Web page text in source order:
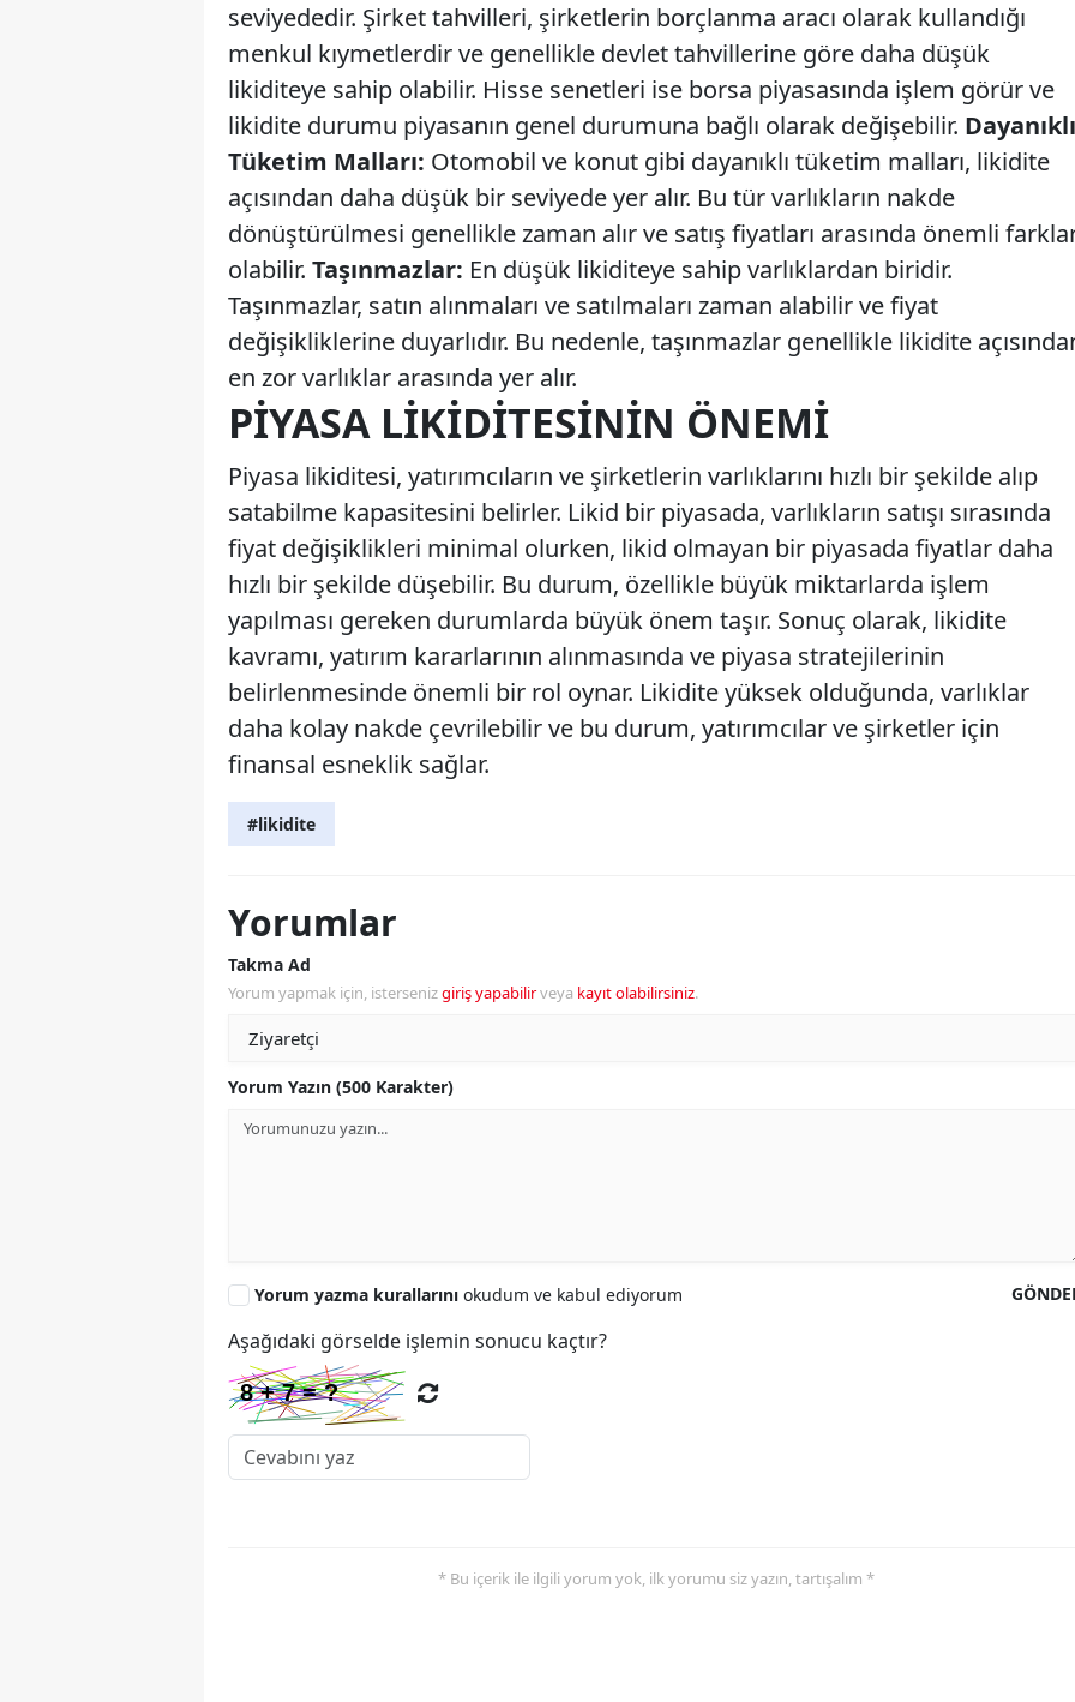
seviyededir. Şirket tahvilleri, şirketlerin borçlanma aracı olarak kullandığı
menkul kıymetlerdir ve genellikle devlet tahvillerine göre daha düşük
likiditeye sahip olabilir. Hisse senetleri ise borsa piyasasında işlem görür ve
likidite durumu piyasanın genel durumuna bağlı olarak değişebilir. Dayanıklı
Tüketim Malları: Otomobil ve konut gibi dayanıklı tüketim malları, likidite
açısından daha düşük bir seviyede yer alır. Bu tür varlıkların nakde
dönüştürülmesi genellikle zaman alır ve satış fiyatları arasında önemli
olabilir. Taşınmazlar: En düşük likiditeye sahip varlıklardan biridir.
Taşınmazlar, satın alınmaları ve satılmaları zaman alabilir ve fiyat
değişikliklerine duyarlıdır. Bu nedenle, taşınmazlar genellikle likidite
en zor varlıklar arasında yer alır.
PIYASA LIKIDITESININ ÖNEMI
Piyasa likiditesi, yatırımcıların ve şirketlerin varlıklarını hızlı bir şekilde alıp
satabilme kapasitesini belirler. Likid bir piyasada, varlıkların satışı sırasında
fiyat değişiklikleri minimal olurken, likid olmayan bir piyasada fiyatlar daha
hızlı bir şekilde düşebilir. Bu durum, özellikle büyük miktarlarda işlem
yapılması gereken durumlarda büyük önem taşır. Sonuç olarak, likidite
kavramı, yatırım kararlarının alınmasında ve piyasa stratejilerinin
belirlenmesinde önemli bir rol oynar. Likidite yüksek olduğunda, varlıklar
daha kolay nakde çevrilebilir ve bu durum, yatırımcılar ve şirketler için
finansal esneklik sağlar.
#likidite
Yorumlar
Takma Ad
Yorum yapmak için, istersenizgiriş yapabilirveya kayıt olabilirsiniz.
Yorum Yazın (500 Karakter)
Yorum yazma kurallarını okudum ve kabul ediyorum
Aşağıdaki görselde işlemin sonucu kaçtır?
* Bu içerik ile ilgili yorum yok, ilk yorumu siz yazın, tartışalım *